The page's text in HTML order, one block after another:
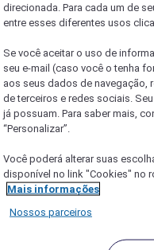
hotel in the city's CBD
and Cottesloe Beach
direcionada. Para cada um de
entre esses diferentes usos
Se você aceitar o uso de
seu e-mail (caso você o tenha
aos seus dados de navegação,
de terceiros e redes sociais.
já possuam. Para saber mais,
“Personalizar”.
Você poderá alterar suas
disponível no link "Cookies" no
Mais informações
Nossos parceiros